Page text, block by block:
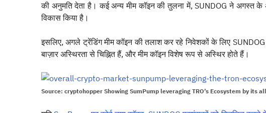
की अनुमति देता है। कई अन्य मीम कॉइन की तुलना में, SUNDOG ने अगस्त
विकास किया है।
इसलिए, अगले ट्रेंडिंग मीम कॉइन की तलाश कर रहे निवेशकों के लिए
बाज़ार अस्थिरता से चिह्नित हैं, और मीम कॉइन विशेष रूप से अस्थिर होते हैं।
Source: cryptohopper Showing SumPump leveraging TRO’s Ecosystem by its